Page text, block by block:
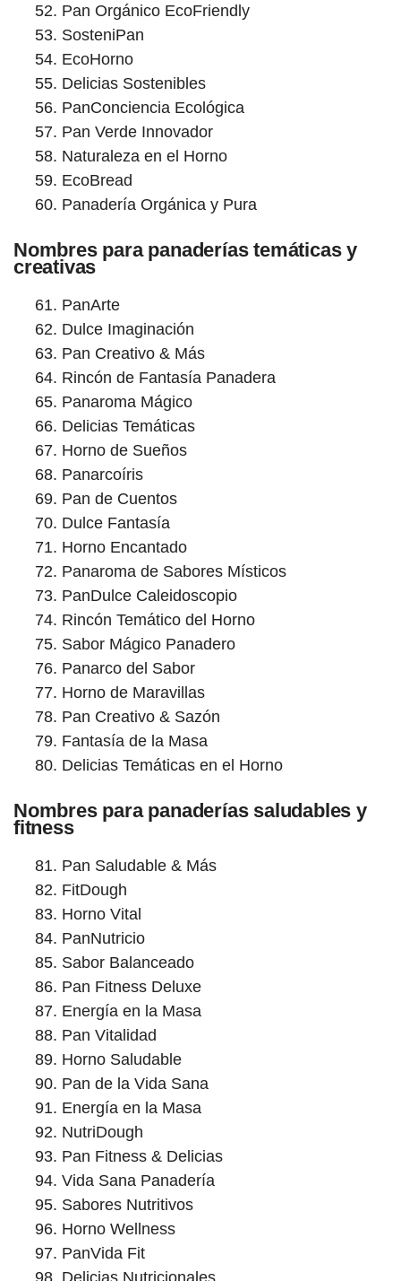
Pan Orgánico EcoFriendly
SosteniPan
EcoHorno
Delicias Sostenibles
PanConciencia Ecológica
Pan Verde Innovador
Naturaleza en el Horno
EcoBread
Panadería Orgánica y Pura
Nombres para panaderías temáticas y
creativas
PanArte
Dulce Imaginación
Pan Creativo & Más
Rincón de Fantasía Panadera
Panaroma Mágico
Delicias Temáticas
Horno de Sueños
Panarcoíris
Pan de Cuentos
Dulce Fantasía
Horno Encantado
Panaroma de Sabores Místicos
PanDulce Caleidoscopio
Rincón Temático del Horno
Sabor Mágico Panadero
Panarco del Sabor
Horno de Maravillas
Pan Creativo & Sazón
Fantasía de la Masa
Delicias Temáticas en el Horno
Nombres para panaderías saludables y
fitness
Pan Saludable & Más
FitDough
Horno Vital
PanNutricio
Sabor Balanceado
Pan Fitness Deluxe
Energía en la Masa
Pan Vitalidad
Horno Saludable
Pan de la Vida Sana
Energía en la Masa
NutriDough
Pan Fitness & Delicias
Vida Sana Panadería
Sabores Nutritivos
Horno Wellness
PanVida Fit
Delicias Nutricionales